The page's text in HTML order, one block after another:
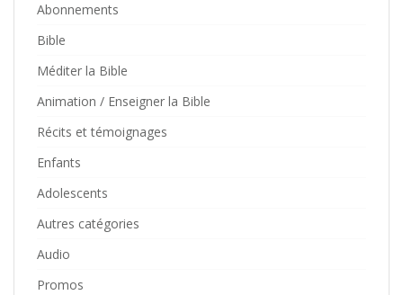
Abonnements
Bible
Méditer la Bible
Animation / Enseigner la Bible
Récits et témoignages
Enfants
Adolescents
Autres catégories
Audio
Promos